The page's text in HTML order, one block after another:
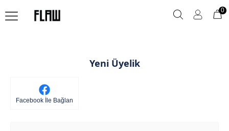
0
Yeni Üyelik
Facebook İle Bağlan